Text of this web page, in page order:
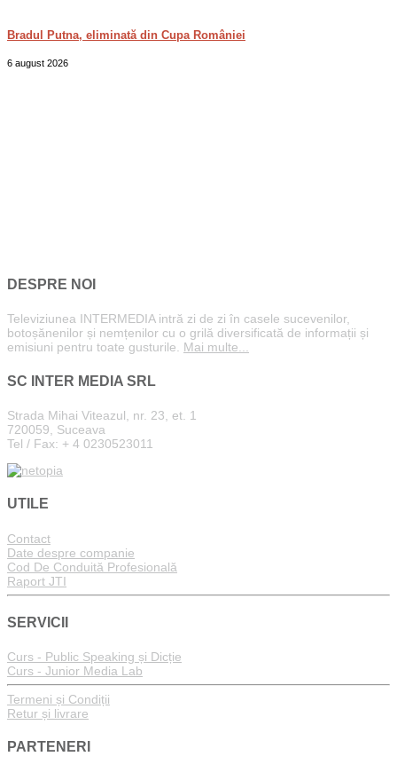
Bradul Putna, eliminată din Cupa României
6 august 2026
DESPRE NOI
Televiziunea INTERMEDIA intră zi de zi în casele sucevenilor,
botoșănenilor și nemțenilor cu o grilă diversificată de informații și
emisiuni pentru toate gusturile. Mai multe...
SC INTER MEDIA SRL
Strada Mihai Viteazul, nr. 23, et. 1
720059, Suceava
Tel / Fax: + 4 0230523011
UTILE
Contact
Date despre companie
Cod De Conduită Profesională
Raport JTI
SERVICII
Curs - Public Speaking și Dicție
Curs - Junior Media Lab
Termeni și Condiții
Retur și livrare
PARTENERI